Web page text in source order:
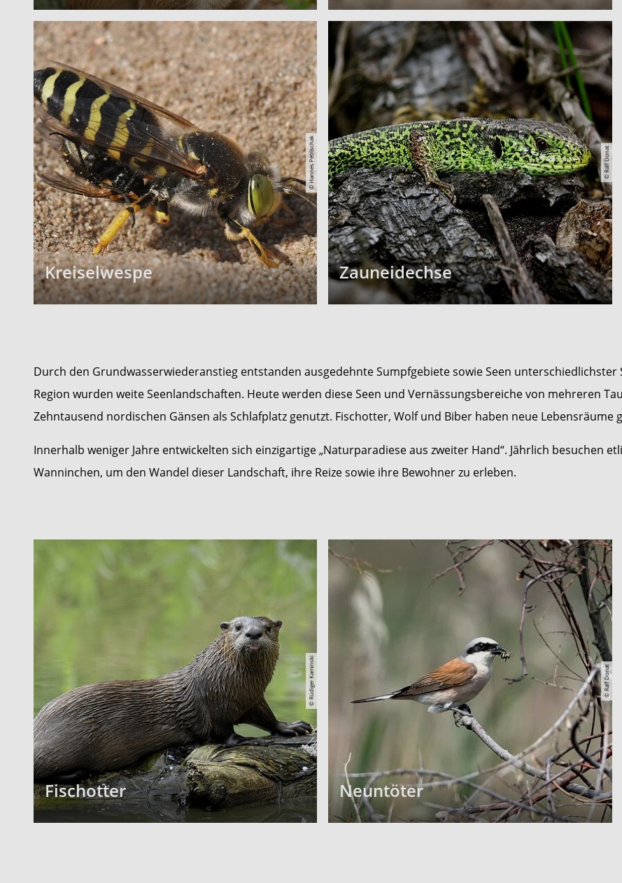
Kreiselwespe
© Hannes Petrischak
Zauneidechse
© Ralf Donat
Durch den Grundwasserwiederanstieg entstanden ausgedehnte Sumpfgebiete sowie Seen
Region wurden weite Seenlandschaften. Heute werden diese Seen und Vernässungsbereiche von mehreren
Zehntausend nordischen Gänsen als Schlafplatz genutzt. Fischotter, Wolf und Biber haben neue Lebensräume
Innerhalb weniger Jahre entwickelten sich einzigartige „Naturparadiese aus zweiter Hand“. Jährlich besuchen
Wanninchen, um den Wandel dieser Landschaft, ihre Reize sowie ihre Bewohner zu erleben.
Fischotter
© Rüdiger Kaminski
Neuntöter
© Ralf Donat